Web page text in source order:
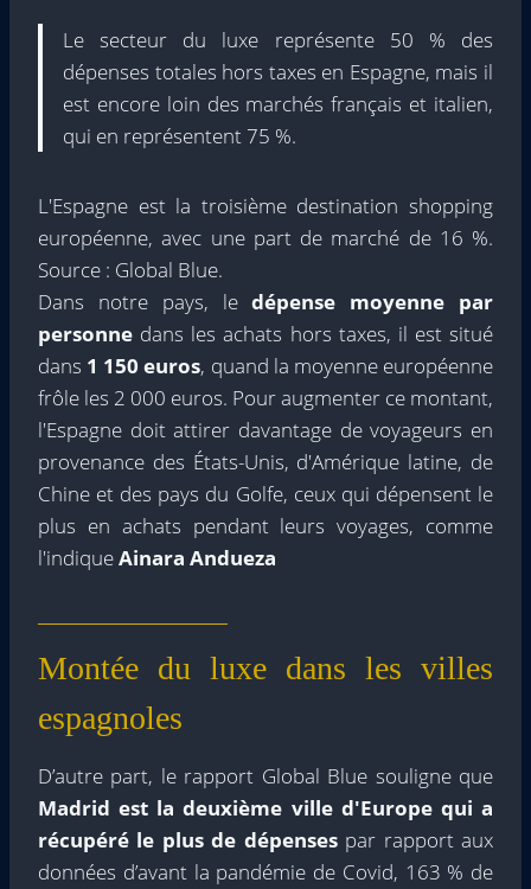
Le secteur du luxe représente 50 % des
dépenses totales hors taxes en Espagne, mais il
est encore loin des marchés français et italien,
qui en représentent 75 %.
L'Espagne est la troisième destination shopping
européenne, avec une part de marché de 16 %.
Source : Global Blue.
Dans notre pays, ledépense moyenne par
personne dans les achats hors taxes, il est situé
dans 1 150 euros, quand la moyenne européenne
frôle les 2 000 euros. Pour augmenter ce montant,
l'Espagne doit attirer davantage de voyageurs en
provenance des États-Unis, d'Amérique latine, de
Chine et des pays du Golfe, ceux qui dépensent le
plus en achats pendant leurs voyages, comme
l'indiqueAinara Andueza
Montée du luxe dans les villes
espagnoles
D’autre part, le rapport Global Blue souligne que
Madrid est la deuxième ville d'Europe qui a
récupéré le plus de dépensespar rapport aux
données d’avant la pandémie de Covid, 163 % de